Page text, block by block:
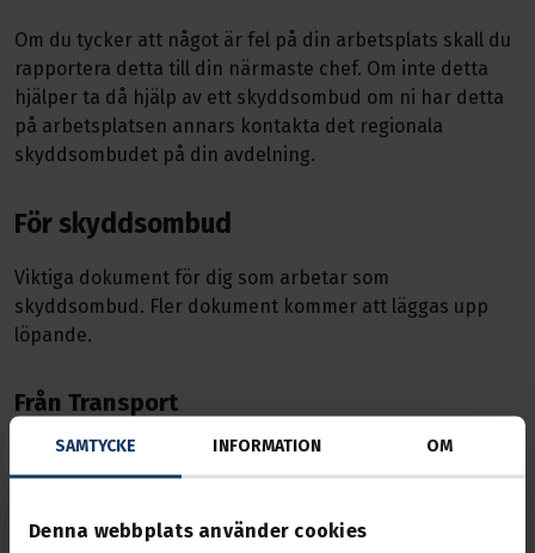
SAMTYCKE INFORMATION OM
Denna webbplats använder cookies
Om du tycker att något är fel på din arbetsplats skall du
rapportera detta till din närmaste chef. Om inte detta
hjälper ta då hjälp av ett skyddsombud om ni har detta
på arbetsplatsen annars kontakta det regionala
skyddsombudet på din avdelning.
För skyddsombud
Viktiga dokument för dig som arbetar som
skyddsombud. Fler dokument kommer att läggas upp
löpande.
Från Transport
Befattningsbeskrivning Teamledare I Hamnar
Begäran Av Handlingar AML Kap 6 § 6 1
Bump